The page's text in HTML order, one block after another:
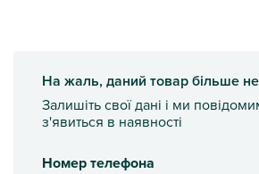
На жаль, даний товар більше
Залишіть свої дані і ми
з'явиться в наявності
Номер телефона